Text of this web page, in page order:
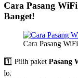
Cara Pasang
Banget!
Cara Pasang
1️⃣ Pilih paket Pasang
lo.